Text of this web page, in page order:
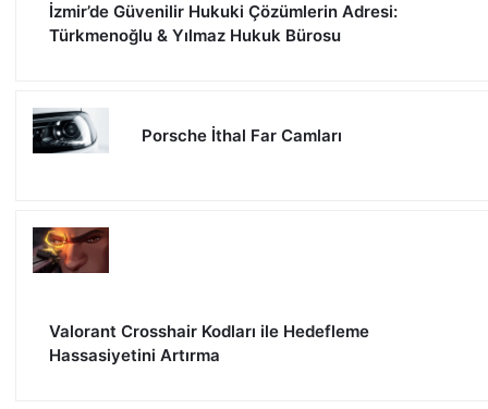
İzmir’de Güvenilir Hukuki Çözümlerin Adresi:
Türkmenoğlu & Yılmaz Hukuk Bürosu
Porsche İthal Far Camları
Valorant Crosshair Kodları ile Hedefleme
Hassasiyetini Artırma